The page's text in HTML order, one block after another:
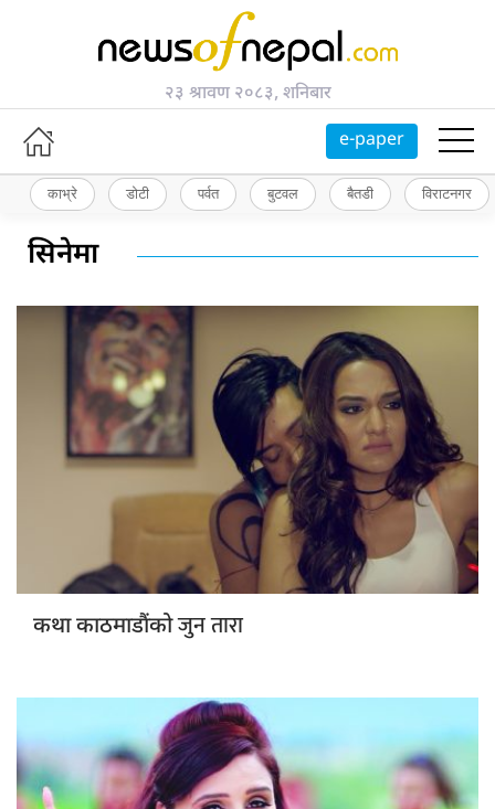
२३ श्रावण २०८३, शनिबार
e-paper
काभ्रे डोटी पर्वत बुटवल बैतडी विराटनगर
सिनेमा
कथा काठमाडौंकोजुन तारा